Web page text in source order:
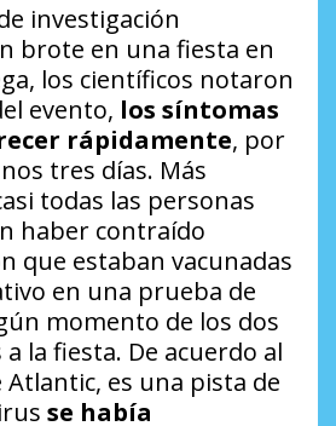
investigación
brote en una fiesta en
los científicos notaron
evento, los síntomas
rápidamente, por
tres días. Más
todas las personas
haber contraído
que estaban vacunadas
en una prueba de
momento de los dos
la fiesta. De acuerdo al
es una pista de
se había